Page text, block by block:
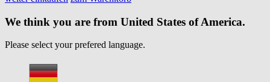
We think you are from United States of America.
Please select your prefered language.